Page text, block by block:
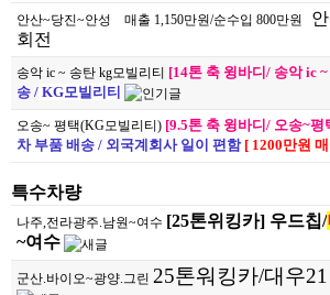
안산~당진~안성 매출 1,150만원/순수입 800만원
회전​
송악 ic ~ 송탄 kg모빌리티 [14톤 축 윙바디/ 송악 ic
송 / KG모빌리티
오송~ 평택(KG모빌리티) [9.5톤 축 윙바디/ 오송~
차 부품 배송 / 외국계회사 일이 편함[ 1200만원
특수차량
나주,전라광주.남원~여수 [25톤위킹카] 우드칩/
~여수
군산.바이오~광양.그린 25톤워킹카/대우